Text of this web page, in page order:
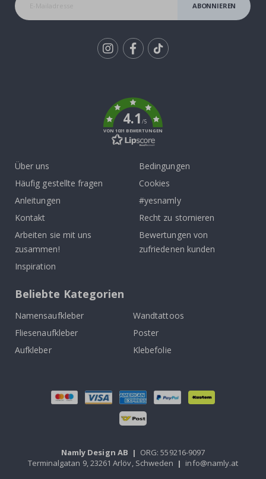
ABONNIEREN
4.1/5
VON 1031 BEWERTUNGEN
Über uns
Häufig gestellte fragen
Anleitungen
Kontakt
Arbeiten sie mit uns
zusammen!
Inspiration
Bedingungen
Cookies
#yesnamly
Recht zu stornieren
Bewertungen von
zufriedenen kunden
Beliebte Kategorien
Namensaufkleber
Wandtattoos
Fliesenaufkleber
Poster
Aufkleber
Klebefolie
Namly Design AB | ORG: 559216-9097
Terminalgatan 9, 23261 Arlöv, Schweden | info@namly.at